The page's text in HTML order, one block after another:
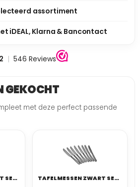
assortiment
iDEAL, Klarna & Bancontact
GEKOCHT
met deze perfect passende
TAFELVORKEN ZWART SET VAN 8 TAFELMESSEN ZWART SET VAN 8